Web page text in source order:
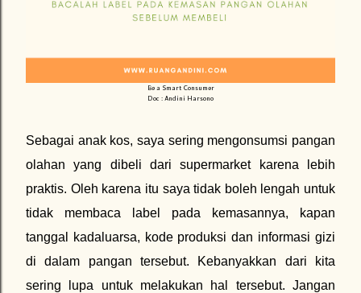
Be a Smart Consumer
Doc : Andini Harsono
Sebagai anak kos, saya sering mengonsumsi pangan
olahan yang dibeli dari supermarket karena lebih
praktis. Oleh karena itu saya tidak boleh lengah untuk
tidak membaca label pada kemasannya, kapan
tanggal kadaluarsa, kode produksi dan informasi gizi
di dalam pangan tersebut. Kebanyakkan dari kita
sering lupa untuk melakukan hal tersebut. Jangan